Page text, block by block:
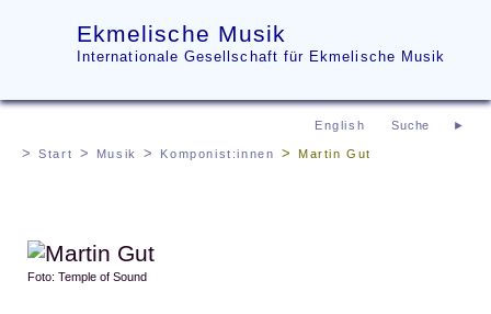
Ekmelische Musik
Internationale Gesellschaft für Ekmelische Musik
English
Start Musik Komponist:innen Martin Gut
Foto: Temple of Sound